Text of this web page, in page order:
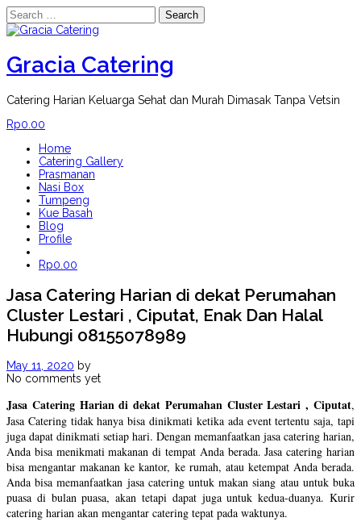
Search
for:
Skip
content
Gracia Catering
Catering Harian Keluarga Sehat dan Murah Dimasak Tanpa Vetsin
Rp0.00
Home
Catering Gallery
Prasmanan
Nasi Box
Tumpeng
Kue Basah
Blog
Profile
Rp0.00
Jasa Catering Harian di dekat Perumahan
Cluster Lestari , Ciputat, Enak Dan Halal
Hubungi 08155078989
May 11, 2020 by
No comments yet
Jasa Catering Harian di dekat Perumahan Cluster Lestari , Ciputat,
Jasa Catering tidak hanya bisa dinikmati ketika ada event tertentu saja, tapi
juga dapat dinikmati setiap hari. Dengan memanfaatkan jasa catering harian,
Anda bisa menikmati makanan di tempat Anda berada. Jasa catering harian
bisa mengantar makanan ke kantor, ke rumah, atau ketempat Anda berada.
Anda bisa memanfaatkan jasa catering untuk makan siang atau untuk buka
puasa di bulan puasa, akan tetapi dapat juga untuk kedua-duanya. Kurir
catering harian akan mengantar catering tepat pada waktunya.